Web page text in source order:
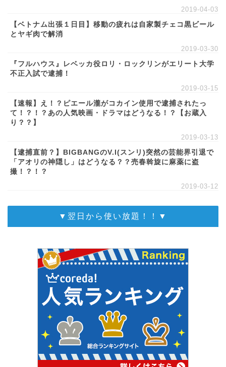
2019-04-03
【ベトナム出張１日目】移動の疲れは自家製チェコ黒ビール
とヤギ肉で解消
2019-03-30
『フルハウス』レベッカ役ロリ・ロックリンがエリート大学
不正入試で逮捕！
2019-03-15
【速報】え！？ピエール瀧がコカイン使用で逮捕されたっ
て！？！？あの人気映画・ドラマはどうなる！？【お蔵入
り？？】
2019-03-13
【逮捕直前？】BIGBANGのV.I(スンリ)突然の芸能界引退で
「アオリの神隠し」はどうなる？？売春斡旋に麻薬に盗
撮！？！？
2019-03-12
▼翌日から使い放題！！▼